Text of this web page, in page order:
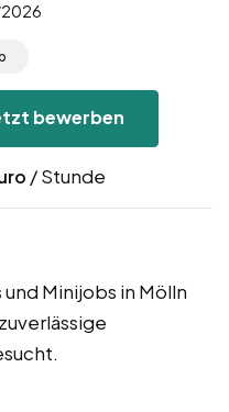
bewerben
/ Stunde
Minijobs in Mölln